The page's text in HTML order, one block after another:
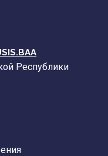
Республики